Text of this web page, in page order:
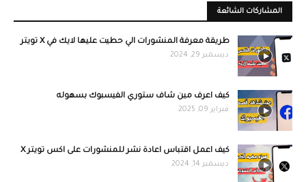
المشاركات الشائعة
طريقة معرفة المنشورات الي حطيت عليها لايك في X تويتر
ديسمبر 29, 2024
كيف اعرف مين شاف ستوري الفيسبوك بسهوله
فبراير 09, 2025
كيف اعمل اقتباس اعادة نشر للمنشورات على اكس تويتر X
ديسمبر 14, 2024